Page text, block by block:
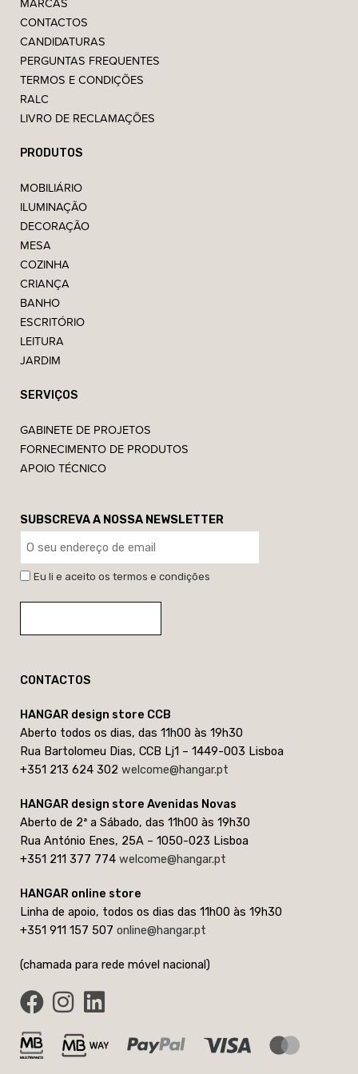
CONTACTOS
CANDIDATURAS
PERGUNTAS FREQUENTES
TERMOS E CONDIÇÕES
RALC
LIVRO DE RECLAMAÇÕES
PRODUTOS
MOBILIÁRIO
ILUMINAÇÃO
DECORAÇÃO
MESA
COZINHA
CRIANÇA
BANHO
ESCRITÓRIO
LEITURA
JARDIM
SERVIÇOS
GABINETE DE PROJETOS
FORNECIMENTO DE PRODUTOS
APOIO TÉCNICO
SUBSCREVA A NOSSA NEWSLETTER
Eu li e aceito os termos e condições
CONTACTOS
HANGAR design store CCB
Aberto todos os dias, das 11h00 às 19h30
Rua Bartolomeu Dias, CCB Lj1 – 1449-003 Lisboa
+351 213 624 302 welcome@hangar.pt
HANGAR design store Avenidas Novas
Aberto de 2ª a Sábado, das 11h00 às 19h30
Rua António Enes, 25A – 1050-023 Lisboa
+351 211 377 774 welcome@hangar.pt
HANGAR online store
Linha de apoio, todos os dias das 11h00 às 19h30
+351 911 157 507 online@hangar.pt
(chamada para rede móvel nacional)